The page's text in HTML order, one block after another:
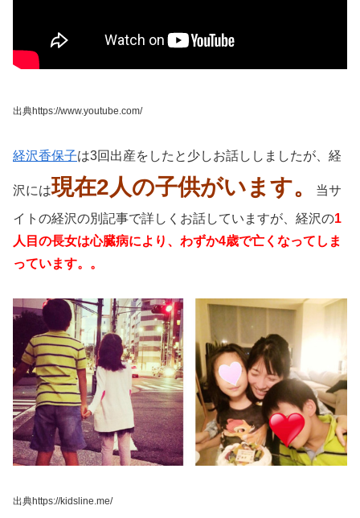
出典https://www.youtube.com/
経沢香保子は3回出産をしたと少しお話ししましたが、経
沢には現在2人の子供がいます。 当サ
イトの経沢の別記事で詳しくお話していますが、経沢の1
人目の長女は心臓病により、わずか4歳で亡くなってしま
っています。。
出典https://kidsline.me/